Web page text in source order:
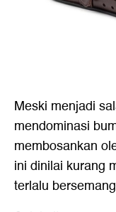
Meski menjadi
mendominasi
membosankan
ini dinilai kurang
terlalu